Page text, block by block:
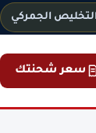
الجمركي
سعر شحنتك